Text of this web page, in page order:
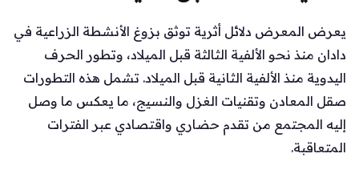
يعرض المعرض دلائل أثرية توثق بزوغ الأنشطة الزراعية في
دادان منذ نحو الألفية الثالثة قبل الميلاد، وتطور الحرف
اليدوية منذ الألفية الثانية قبل الميلاد. تشمل هذه التطورات
صقل المعادن وتقنيات الغزل والنسيج، ما يعكس ما وصل
إليه المجتمع من تقدم حضاري واقتصادي عبر الفترات
المتعاقبة.